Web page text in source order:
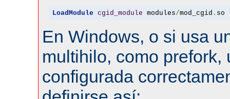
LoadModule cgid_module modules/mod_cgid . so
En Windows, o si usa
multihilo, como prefork,
configurada